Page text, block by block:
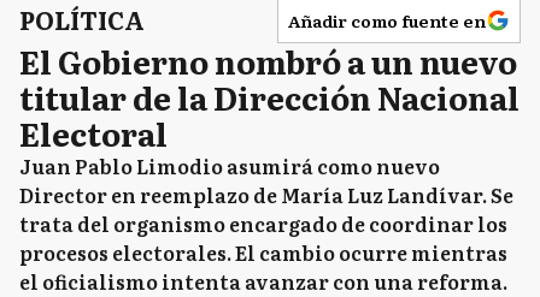
POLÍTICA Añadir como fuente en
El Gobierno nombró a un nuevo
titular de la Dirección Nacional
Electoral
Juan Pablo Limodio asumirá como nuevo
Director en reemplazo de María Luz Landívar. Se
trata del organismo encargado de coordinar los
procesos electorales. El cambio ocurre mientras
el oficialismo intenta avanzar con una reforma.